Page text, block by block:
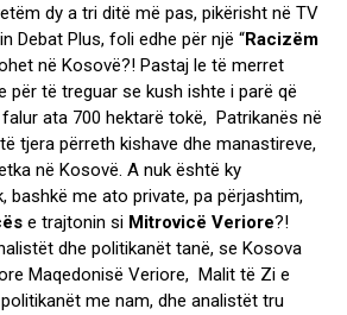
dy a tri ditë më pas, pikërisht në TV
Debat Plus, foli edhe për një “Racizëm
në Kosovë?! Pastaj le të merret
për të treguar se kush ishte i parë që
ata 700 hektarë tokë, Patrikanës në
tjera përreth kishave dhe manastireve,
në Kosovë. A nuk është ky
bashkë me ato private, pa përjashtim,
e trajtonin si Mitrovicë Veriore?!
dhe politikanët tanë, se Kosova
Maqedonisë Veriore, Malit të Zi e
me nam, dhe analistët tru